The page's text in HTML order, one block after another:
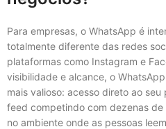
Para empresas, o WhatsApp é
totalmente diferente das redes
plataformas como Instagram e
visibilidade e alcance, o
mais valioso: acesso direto ao
feed competindo com dezenas
no ambiente onde as pessoas